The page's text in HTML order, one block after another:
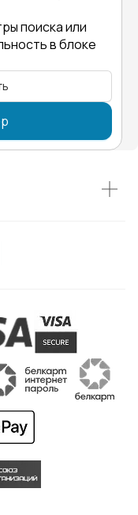
поиска или
в блоке